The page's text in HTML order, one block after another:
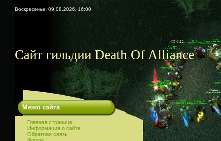
Воскресенье, 09.08.2026, 16:00
Сайт гильдии Death Of Alliance
Меню сайта
Главная страница
Информация о сайте
Обратная связь